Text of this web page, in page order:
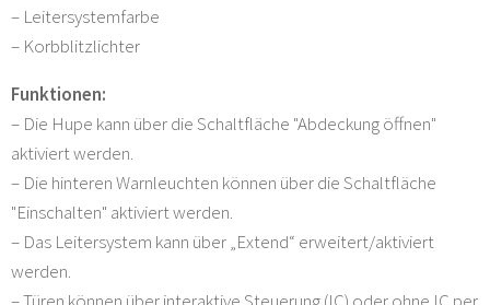
– Leitersystemfarbe
– Korbblitzlichter
Funktionen:
– Die Hupe kann über die Schaltfläche "Abdeckung öffnen"
aktiviert werden.
– Die hinteren Warnleuchten können über die Schaltfläche
"Einschalten" aktiviert werden.
– Das Leitersystem kann über „Extend“ erweitert/aktiviert
werden.